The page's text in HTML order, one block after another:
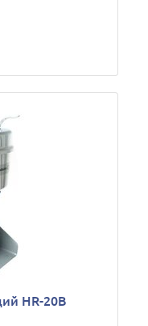
HR-20В